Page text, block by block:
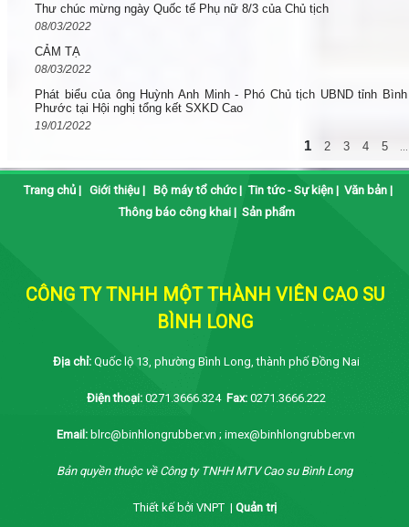
Thư chúc mừng ngày Quốc tế Phụ nữ 8/3 của Chủ tịch
08/03/2022
CẢM TẠ
08/03/2022
Phát biểu của ông Huỳnh Anh Minh - Phó Chủ tịch UBND tỉnh Bình
Phước tại Hội nghị tổng kết SXKD Cao
19/01/2022
1 2 3 4 5
Trang chủ| Giới thiệu| Bộ máy tổ chức| Tin tức - Sự kiện| Văn bản|
Thông báo công khai| Sản phẩm
CÔNG TY TNHH MỘT THÀNH VIÊN CAO SU
BÌNH LONG
Địa chỉ: Quốc lộ 13, phường Bình Long, thành phố Đồng Nai
Điện thoại:0271.3666.324 Fax: 0271.3666.222
Email: blrc@binhlongrubber.vn ; imex@binhlongrubber.vn
Bản quyền thuộc về Công ty TNHH MTV Cao su Bình Long
Thiết kế bởi VNPT | Quản trị